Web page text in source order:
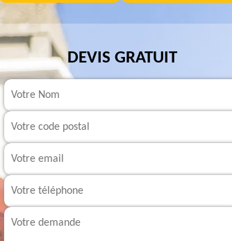
DEVIS GRATUIT